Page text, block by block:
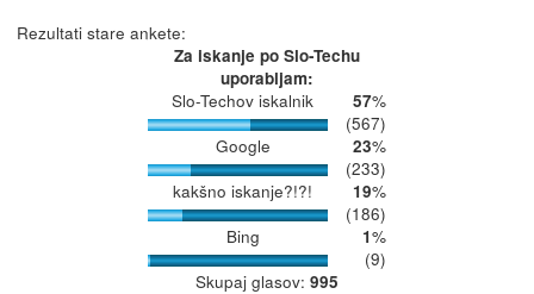
Rezultati stare ankete:
Za iskanje po Slo-Techu
uporabljam:
Slo-Techov iskalnik 57%
(567)
Google
23%
(233)
kakšno iskanje?!?!
19%
(186)
Bing
1%
(9)
Skupaj glasov: 995